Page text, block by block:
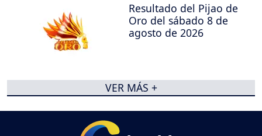
Resultado del Pijao de
Oro del sábado 8 de
agosto de 2026
VER MÁS +